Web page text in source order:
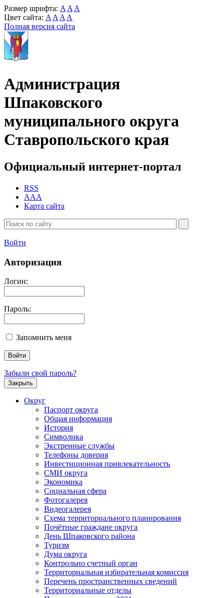
Размер шрифта: A A A
Цвет сайта: A A A A
Полная версия сайта
Администрация
Шпаковского
муниципального округа
Ставропольского края
Официальный интернет-портал
RSS
AAA
Карта сайта
Войти
Авторизация
Логин:
Пароль:
Запомнить меня
Забыли свой пароль?
Закрыть
Округ
Паспорт округа
Общая информация
История
Символика
Экстренные службы
Телефоны доверия
Инвестиционная привлекательность
СМИ округа
Экономика
Социальная сфера
Фотогалерея
Видеогалерея
Схема территориального планирования
Почётные граждане округа
День Шпаковского района
Туризм
Дума округа
Контрольно счетный орган
Территориальная избирательная комиссия
Перечень пространственных сведений
Территориальные отделы